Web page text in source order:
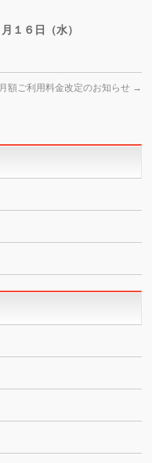
６日（水）
月額ご利用料金改定のお知らせ →